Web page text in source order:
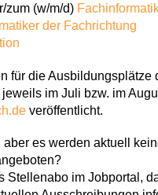
zum (w/m/d)
der Fachrichtung
für die Ausbildungsplätze
im Juli bzw. im
veröffentlicht.
es werden aktuell
Stellenabo im Jobportal,